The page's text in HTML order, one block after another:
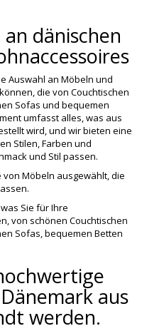
dänischen
Auswahl an Möbeln und
die von Couchtischen
Sofas und bequemen
umfasst alles, was aus
wird, und wir bieten eine
Stilen, Farben und
und Stil passen.
Möbeln ausgewählt, die
Sie für Ihre
von schönen Couchtischen
Sofas, bequemen Betten
aus
werden.